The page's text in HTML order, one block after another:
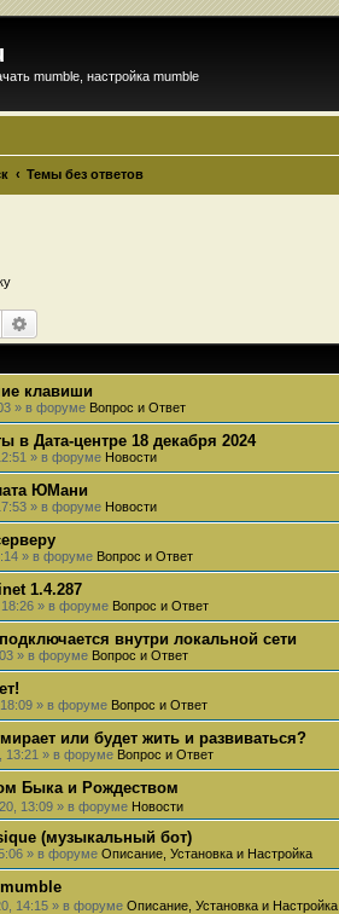
mumble, настройка mumble
Темы без ответов
Поиск
клавиши
» в форуме Вопрос и Ответ
в Дата-центре 18 декабря 2024
» в форуме Новости
ЮМани
» в форуме Новости
» в форуме Вопрос и Ответ
1.4.287
» в форуме Вопрос и Ответ
внутри локальной сети
» в форуме Вопрос и Ответ
» в форуме Вопрос и Ответ
или будет жить и развиваться?
13:21 » в форуме Вопрос и Ответ
Быка и Рождеством
13:09 » в форуме Новости
(музыкальный бот)
» в форуме Описание, Установка и Настройка
14:15 » в форуме Описание, Установка и Настройка